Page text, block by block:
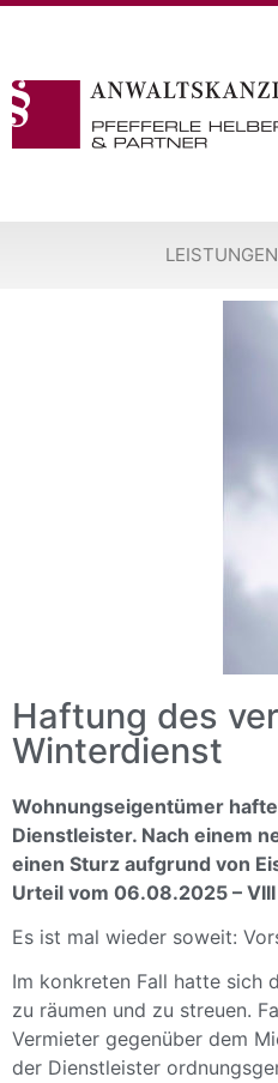
LEISTUNGEN
Haftung des
Winterdienst
Wohnungseigentümer
Dienstleister. Nach einem
einen Sturz aufgrund von
Urteil vom 06.08.2025 –
Es ist mal wieder soweit:
Im konkreten Fall hatte sich
zu räumen und zu streuen.
Vermieter gegenüber dem
der Dienstleister